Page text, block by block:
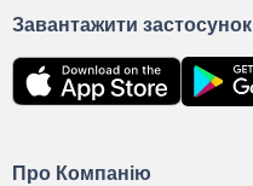
Про Компанію
Завантажити застосунок